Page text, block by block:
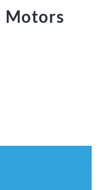
Motors